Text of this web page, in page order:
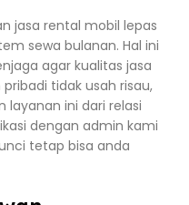
jasa rental mobil lepas
sewa bulanan. Hal ini
agar kualitas jasa
tidak usah risau,
ini dari relasi
dengan admin kami
tetap bisa anda